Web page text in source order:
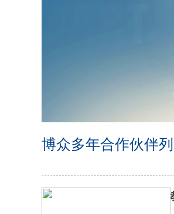
博众多年合作伙伴